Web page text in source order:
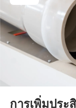
การเพิ่มปร